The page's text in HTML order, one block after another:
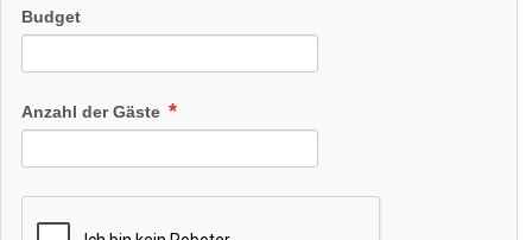
Perfekte Jahreszeit:
Herbst-Hochzeit
Winter-Hochzeit
Helikopterlandeplatz
Candybar
Budget
Anzahl der Gäste